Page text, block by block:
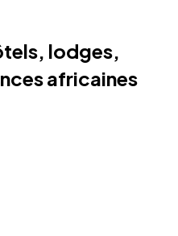
lodges,
africaines